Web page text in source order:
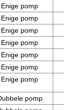
Enige pomp
Enige pomp
Enige pomp
Enige pomp
Enige pomp
Enige pomp
Enige pomp
pomp